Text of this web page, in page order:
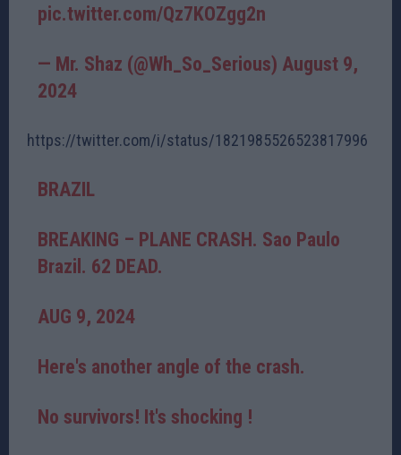
pic.twitter.com/Qz7KOZgg2n
— Mr. Shaz (@Wh_So_Serious) August 9,
2024
https://twitter.com/i/status/1821985526523817996
BRAZIL
BREAKING – PLANE CRASH. Sao Paulo
Brazil. 62 DEAD.
AUG 9, 2024
Here's another angle of the crash.
No survivors! It's shocking !